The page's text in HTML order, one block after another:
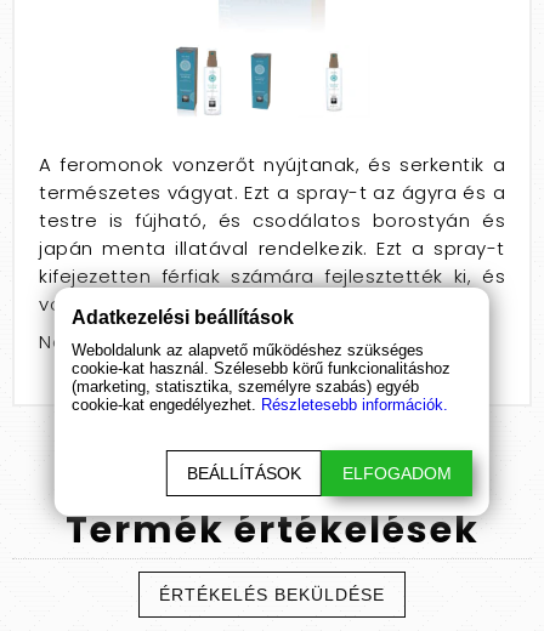
A feromonok vonzerőt nyújtanak, és serkentik a
természetes vágyat. Ezt a spray-t az ágyra és a
testre is fújható, és csodálatos borostyán és
japán menta illatával rendelkezik. Ezt a spray-t
kifejezetten férfiak számára fejlesztették ki, és
vonzza a nőket.
Nem: férfiaknak
Termékértékelések
ÉRTÉKELÉS BEKÜLDÉSE
Adatkezelési beállítások
Weboldalunk az alapvető működéshez szükséges
cookie-kat használ. Szélesebb körű funkcionalitáshoz
(marketing, statisztika, személyre szabás) egyéb
cookie-kat engedélyezhet. Részletesebb információk.
BEÁLLÍTÁSOK ELFOGADOM